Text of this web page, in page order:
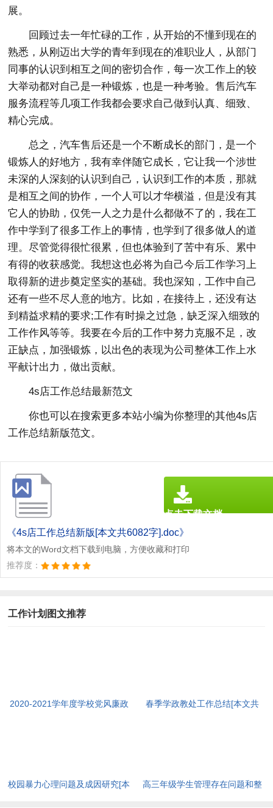
展。
回顾过去一年忙碌的工作，从开始的不懂到现在的
熟悉，从刚迈出大学的青年到现在的准职业人，从部门
同事的认识到相互之间的密切合作，每一次工作上的较
大举动都对自己是一种锻炼，也是一种考验。售后汽车
服务流程等几项工作我都会要求自己做到认真、细致、
精心完成。
总之，汽车售后还是一个不断成长的部门，是一个
锻炼人的好地方，我有幸伴随它成长，它让我一个涉世
未深的人深刻的认识到自己，认识到工作的本质，那就
是相互之间的协作，一个人可以才华横溢，但是没有其
它人的协助，仅凭一人之力是什么都做不了的，我在工
作中学到了很多工作上的事情，也学到了很多做人的道
理。尽管觉得很忙很累，但也体验到了苦中有乐、累中
有得的收获感觉。我想这也必将为自己今后工作学习上
取得新的进步奠定坚实的基础。我也深知，工作中自己
还有一些不尽人意的地方。比如，在接待上，还没有达
到精益求精的要求;工作有时操之过急，缺乏深入细致的
工作作风等等。我要在今后的工作中努力克服不足，改
正缺点，加强锻炼，以出色的表现为公司整体工作上水
平献计出力，做出贡献。
4s店工作总结最新范文
你也可以在搜索更多本站小编为你整理的其他4s店
工作总结新版范文。
《4s店工作总结新版[本文共6082字].doc》
将本文的Word文档下载到电脑，方便收藏和打印
推荐度：
点击下载文档
文档为doc格式
工作计划图文推荐
2020-2021学年度学校党风廉政
春季学政教处工作总结[本文共
校园暴力心理问题及成因研究[本
高三年级学生管理存在问题和整